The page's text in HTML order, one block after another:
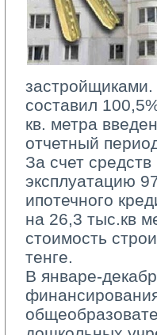
составил
кв. метра
отчетный
За счет
эксплуатацию
ипотечного
на 26,3 тыс.кв
стоимость
тенге.
В январе-